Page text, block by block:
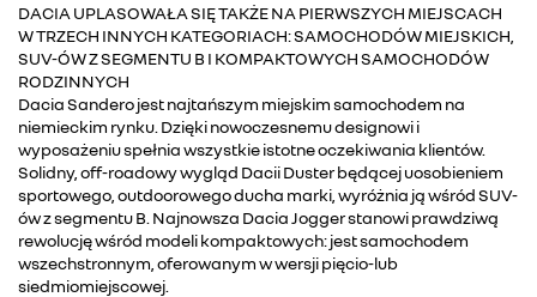
DACIA UPLASOWAŁA SIĘ TAKŻE NA PIERWSZYCH MIEJSCACH
W TRZECH INNYCH KATEGORIACH: SAMOCHODÓW MIEJSKICH,
SUV-ÓW Z SEGMENTU B I KOMPAKTOWYCH SAMOCHODÓW
RODZINNYCH
Dacia Sandero jest najtańszym miejskim samochodem na
niemieckim rynku. Dzięki nowoczesnemu designowi i
wyposażeniu spełnia wszystkie istotne oczekiwania klientów.
Solidny, off-roadowy wygląd Dacii Duster będącej uosobieniem
sportowego, outdoorowego ducha marki, wyróżnia ją wśród SUV-
ów z segmentu B. Najnowsza Dacia Jogger stanowi prawdziwą
rewolucję wśród modeli kompaktowych: jest samochodem
wszechstronnym, oferowanym w wersji pięcio-lub
siedmiomiejscowej.